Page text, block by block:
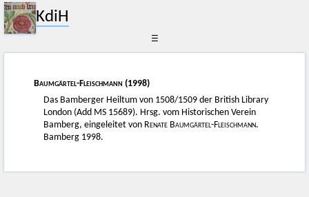
KdiH
☰
Baumgärtel-Fleischmann (1998)
Das Bamberger Heiltum von 1508/1509 der British Library
London (Add MS 15689). Hrsg. vom Historischen Verein
Bamberg, eingeleitet von Renate Baumgärtel-Fleischmann.
Bamberg 1998.